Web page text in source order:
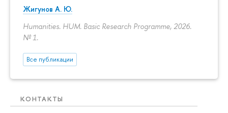
Жигунов А. Ю.
Humanities. HUM. Basic Research Programme, 2026.
№ 1.
Все публикации
КОНТАКТЫ